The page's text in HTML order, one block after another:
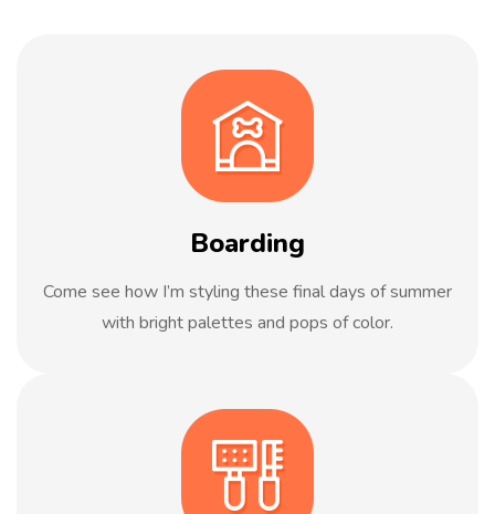
Boarding
Come see how I’m styling these final days of summer
with bright palettes and pops of color.